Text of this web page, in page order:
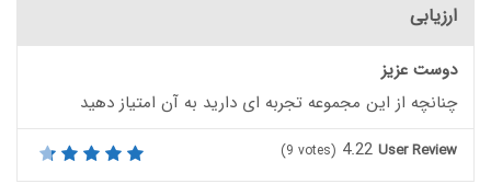
ارزیابی
دوست عزیز
چنانچه از این مجموعه تجربه ای دارید به آن امتیاز دهید
User Review
4.22
(9 votes)